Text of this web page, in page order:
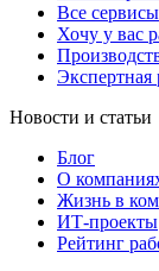
Все сервисы
Хочу у вас
Экспертная
Новости и статьи
Блог
О
Жизнь в
ИТ-проекты
Рейтинг